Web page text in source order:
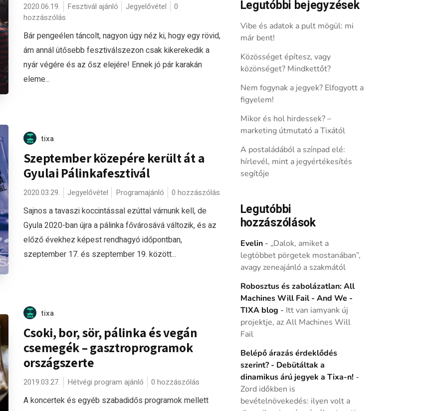
2020.06.19. Fesztivál ajánló Jegyelővétel
0
hozzászólás
Bár pengeélen táncolt, nagyon úgy néz ki, hogy egy rövid,
ám annál ütősebb fesztiválszezon csak kikerekedik a
nyár végére és az ősz elejére! Ennek jó pár karakán
eleme...
tixa
Szeptember közepére került át a
Gyulai Pálinkafesztivál
2020.03.29. Jegyelővétel Programajánló 0 hozzászólás
Sajnos a tavaszi koccintással ezúttal várnunk kell, de
Gyula 2020-ban újra a pálinka fővárosává változik, és az
előző évekhez képest rendhagyó időpontban,
szeptember 17. és szeptember 19. között...
tixa
Csoki, bor, sör, pálinka és vegán
csemegék – gasztroprogramok
országszerte
2019.03.27. Hétvégi program ajánló 0 hozzászólás
A koncertek és egyéb szabadidős programok mellett
Legutóbbi bejegyzések
Vibe és adatok a pult mögül: mi
már bent!
Közösséget építesz, vagy
közönséget? Mindkettőt?
Nem fogynak a jegyek? Elfogyott a
figyelem!
Mikor és hol hirdessek? –
marketing útmutató a Tixától
A postaládából a színpad elé:
hírlevél, mint a jegyértékesítés
segítője
Legutóbbi
hozzászólások
Evelin- „Dalok, amiket a
legtöbbet pörgetek mostanában”,
avagy zeneajánló a szakmától
Robosztus és zabolázatlan: All
Machines Will Fail - And We -
TIXA blog - Itt van iamyank új
projektje, az All Machines Will
Fail
Belépő árazás érdeklődés
szerint? - Debütáltak a
dinamikus árú jegyek a Tixa-n! -
Zord időkben is
bevételnövekedés: ilyen volt a